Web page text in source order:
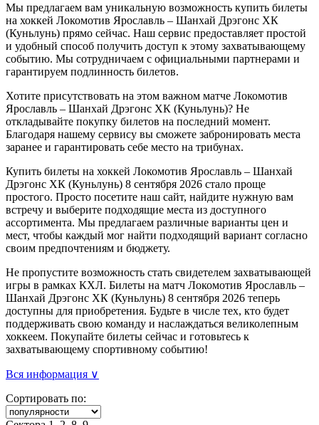
Мы предлагаем вам уникальную возможность купить билеты
на хоккей Локомотив Ярославль – Шанхай Дрэгонс ХК
(Куньлунь) прямо сейчас. Наш сервис предоставляет простой
и удобный способ получить доступ к этому захватывающему
событию. Мы сотрудничаем с официальными партнерами и
гарантируем подлинность билетов.
Хотите присутствовать на этом важном матче Локомотив
Ярославль – Шанхай Дрэгонс ХК (Куньлунь)? Не
откладывайте покупку билетов на последний момент.
Благодаря нашему сервису вы сможете забронировать места
заранее и гарантировать себе место на трибунах.
Купить билеты на хоккей Локомотив Ярославль – Шанхай
Дрэгонс ХК (Куньлунь) 8 сентября 2026 стало проще
простого. Просто посетите наш сайт, найдите нужную вам
встречу и выберите подходящие места из доступного
ассортимента. Мы предлагаем различные варианты цен и
мест, чтобы каждый мог найти подходящий вариант согласно
своим предпочтениям и бюджету.
Не пропустите возможность стать свидетелем захватывающей
игры в рамках КХЛ. Билеты на матч Локомотив Ярославль –
Шанхай Дрэгонс ХК (Куньлунь) 8 сентября 2026 теперь
доступны для приобретения. Будьте в числе тех, кто будет
поддерживать свою команду и наслаждаться великолепным
хоккеем. Покупайте билеты сейчас и готовьтесь к
захватывающему спортивному событию!
Вся информация ∨
Сортировать по: